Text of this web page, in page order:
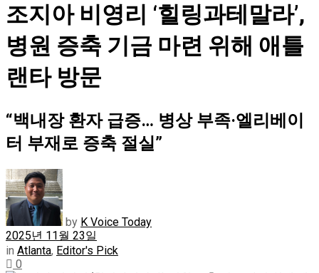
조지아 비영리 ‘힐링과테말라’,
병원 증축 기금 마련 위해 애틀
랜타 방문
“백내장 환자 급증… 병상 부족·엘리베이
터 부재로 증축 절실”
by K Voice Today
2025년 11월 23일
in Atlanta, Editor's Pick
0